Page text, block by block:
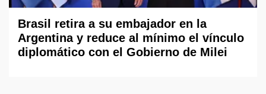
Brasil retira a su embajador en la
Argentina y reduce al mínimo el vínculo
diplomático con el Gobierno de Milei